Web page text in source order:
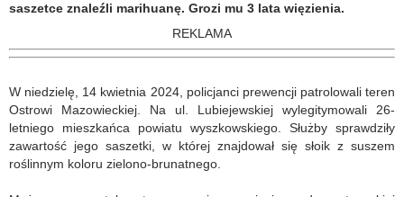
saszetce znaleźli marihuanę. Grozi mu 3 lata więzienia.
REKLAMA
W niedzielę, 14 kwietnia 2024, policjanci prewencji patrolowali teren
Ostrowi Mazowieckiej. Na ul. Lubiejewskiej wylegitymowali 26-
letniego mieszkańca powiatu wyszkowskiego. Służby sprawdziły
zawartość jego saszetki, w której znajdował się słoik z suszem
roślinnym koloru zielono-brunatnego.